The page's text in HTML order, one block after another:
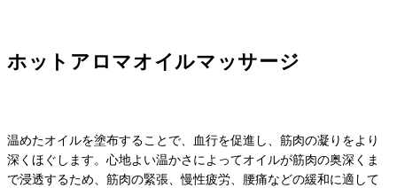
ホットアロマオイルマッサージ
温めたオイルを塗布することで、血行を促進し、筋肉の凝りをより
深くほぐします。心地よい温かさによってオイルが筋肉の奥深くま
で浸透するため、筋肉の緊張、慢性疲労、腰痛などの緩和に適して